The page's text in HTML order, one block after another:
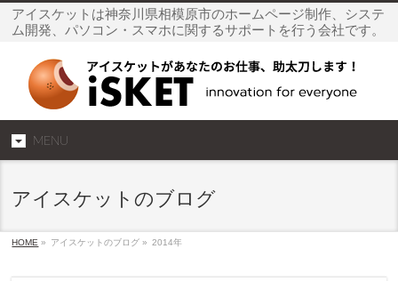
アイスケットは神奈川県相模原市のホームページ制作、システ
ム開発、パソコン・スマホに関するサポートを行う会社です。
MENU
アイスケットのブログ
HOME » アイスケットのブログ » 2014年